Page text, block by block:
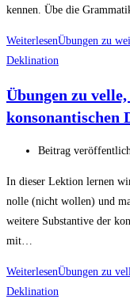
kennen. Übe die
WeiterlesenÜbungen zu
Deklination
Übungen zu
konsonantischen
Beitrag
In dieser Lektion lernen
nolle (nicht wollen) und
weitere Substantive der
mit…
WeiterlesenÜbungen zu
Deklination